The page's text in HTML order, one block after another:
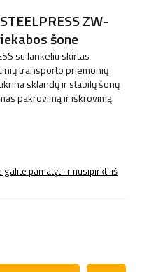
ZW-
šone
su lankeliu skirtas
transporto priemonių
sklandų ir stabilų šonų
pakrovimą ir iškrovimą.
galite pamatyti ir nusipirkti iš